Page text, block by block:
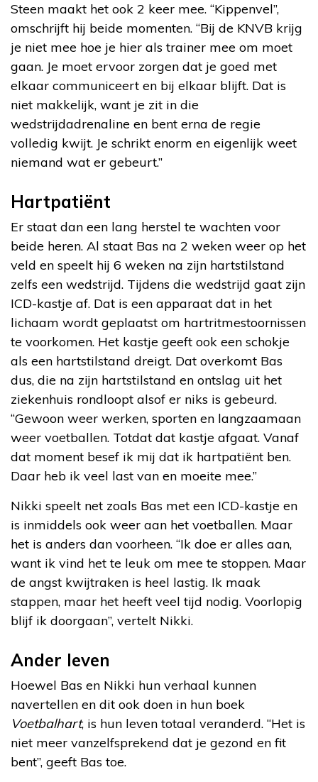
Steen maakt het ook 2 keer mee. “Kippenvel”,
omschrijft hij beide momenten. “Bij de KNVB krijg
je niet mee hoe je hier als trainer mee om moet
gaan. Je moet ervoor zorgen dat je goed met
elkaar communiceert en bij elkaar blijft. Dat is
niet makkelijk, want je zit in die
wedstrijdadrenaline en bent erna de regie
volledig kwijt. Je schrikt enorm en eigenlijk weet
niemand wat er gebeurt.”
Hartpatiënt
Er staat dan een lang herstel te wachten voor
beide heren. Al staat Bas na 2 weken weer op het
veld en speelt hij 6 weken na zijn hartstilstand
zelfs een wedstrijd. Tijdens die wedstrijd gaat zijn
ICD-kastje af. Dat is een apparaat dat in het
lichaam wordt geplaatst om hartritmestoornissen
te voorkomen. Het kastje geeft ook een schokje
als een hartstilstand dreigt. Dat overkomt Bas
dus, die na zijn hartstilstand en ontslag uit het
ziekenhuis rondloopt alsof er niks is gebeurd.
“Gewoon weer werken, sporten en langzaamaan
weer voetballen. Totdat dat kastje afgaat. Vanaf
dat moment besef ik mij dat ik hartpatiënt ben.
Daar heb ik veel last van en moeite mee.”
Nikki speelt net zoals Bas met een ICD-kastje en
is inmiddels ook weer aan het voetballen. Maar
het is anders dan voorheen. “Ik doe er alles aan,
want ik vind het te leuk om mee te stoppen. Maar
de angst kwijtraken is heel lastig. Ik maak
stappen, maar het heeft veel tijd nodig. Voorlopig
blijf ik doorgaan”, vertelt Nikki.
Ander leven
Hoewel Bas en Nikki hun verhaal kunnen
navertellen en dit ook doen in hun boek
Voetbalhart, is hun leven totaal veranderd. “Het is
niet meer vanzelfsprekend dat je gezond en fit
bent”, geeft Bas toe.